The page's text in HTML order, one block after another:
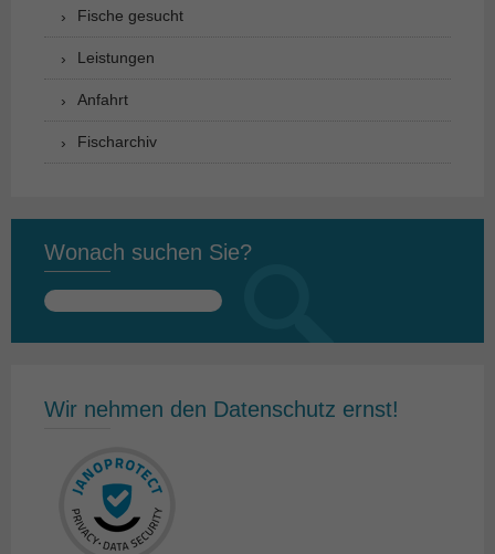
Fische gesucht
Leistungen
Anfahrt
Fischarchiv
Wonach suchen Sie?
Suchen
Wir nehmen den Datenschutz ernst!